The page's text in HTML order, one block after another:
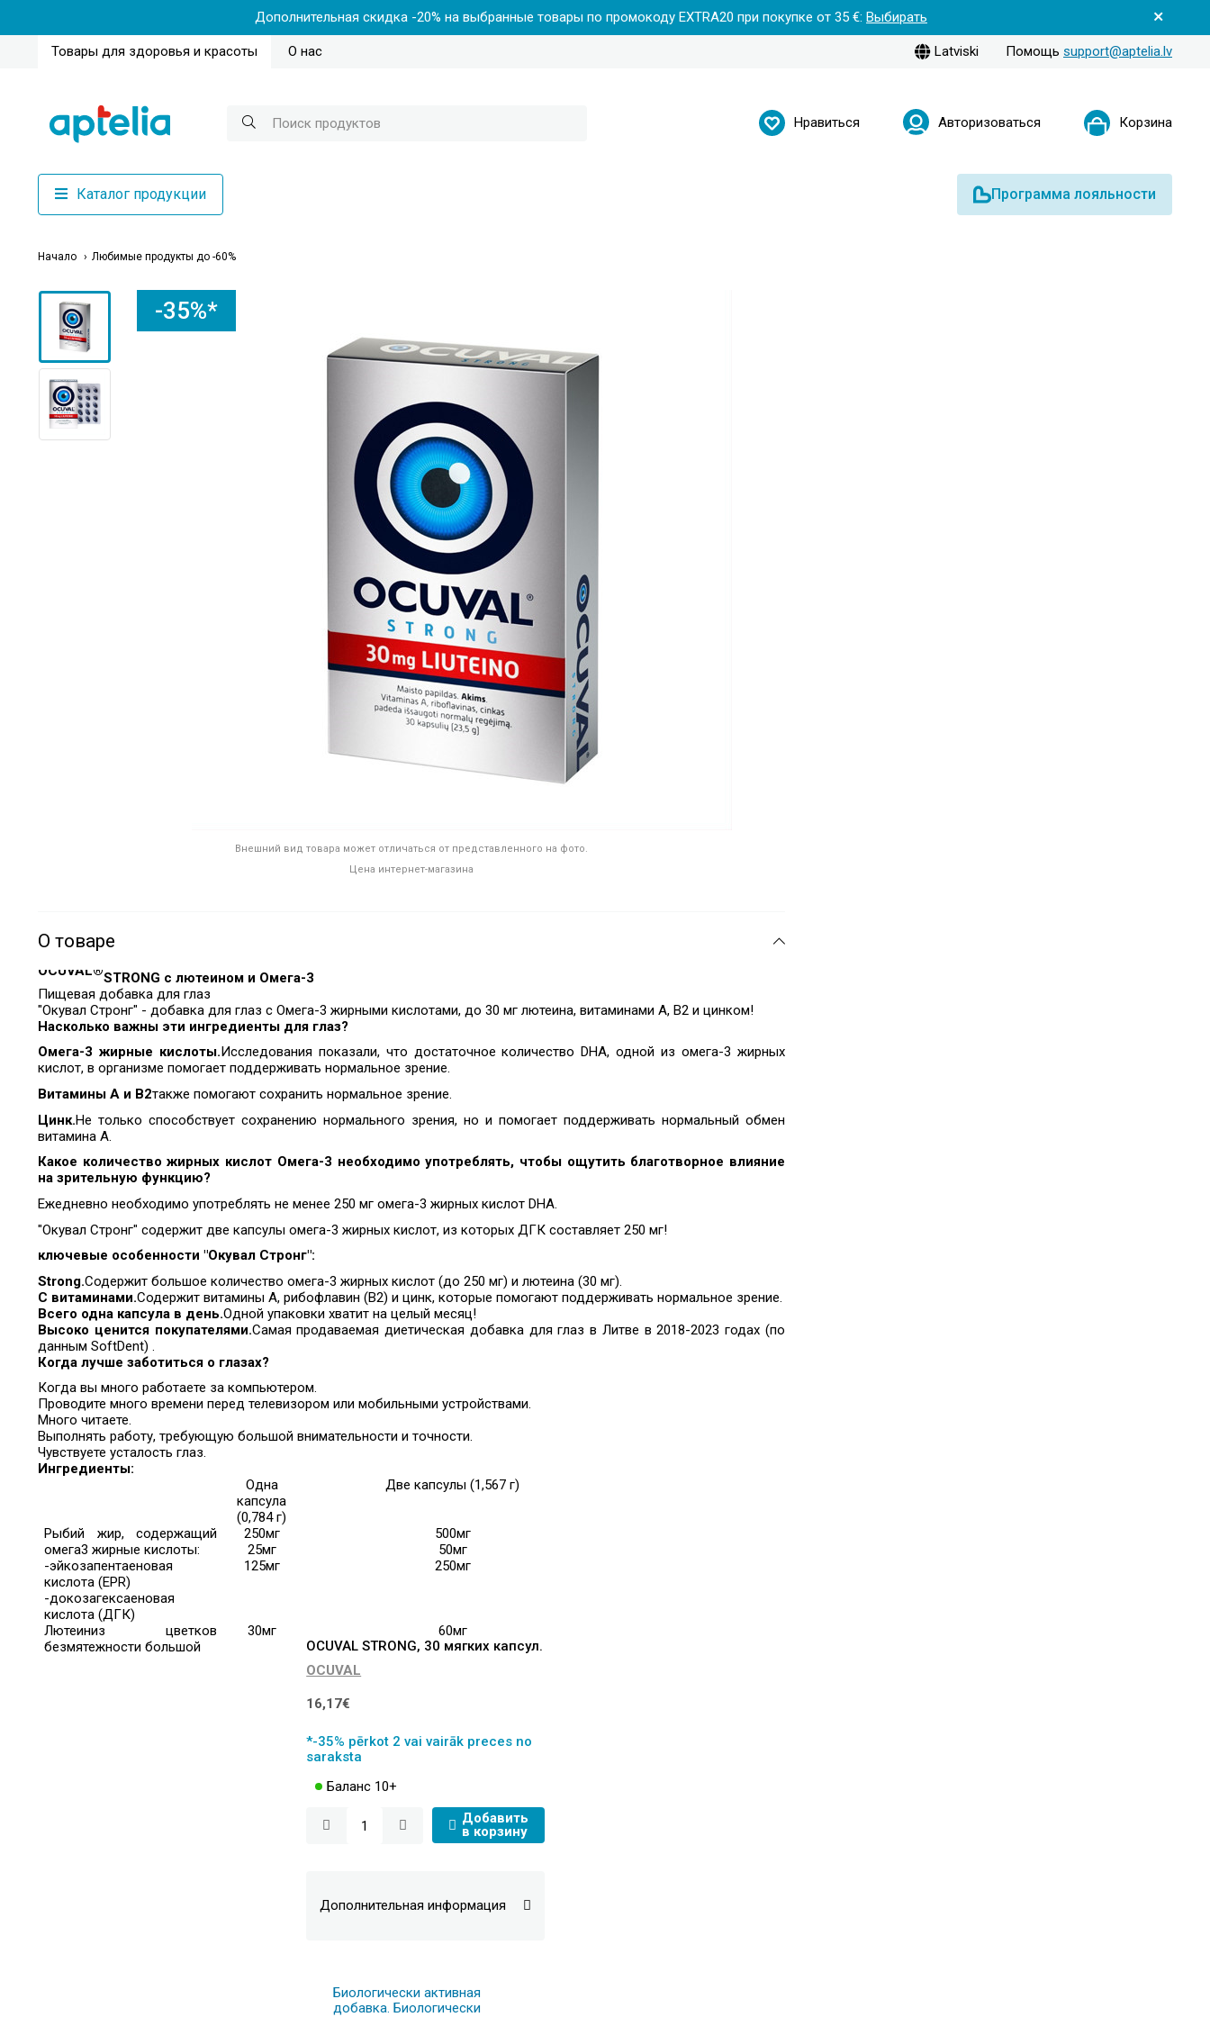
Дополнительная скидка -20% на выбранные товары по промокоду EXTRA20 при покупке от 35 €: Выбирать
Товары для здоровья и красоты О нас Latviski Помощь support@aptelia.lv
Нравиться Авторизоваться Корзина
Каталог продукции Программа лояльности
Начало Любимые продукты до -60%
-35%*
Внешний вид товара может отличаться от представленного на фото.
Цена интернет-магазина
О товаре
OCUVAL®STRONG с лютеином и Омега-3
Пищевая добавка для глаз
"Окувал Стронг" - добавка для глаз с Омега-3 жирными кислотами, до 30 мг лютеина, витаминами А, В2 и цинком!
Насколько важны эти ингредиенты для глаз?
Омега-3 жирные кислоты.Исследования показали, что достаточное количество DHA, одной из омега-3 жирных
кислот, в организме помогает поддерживать нормальное зрение.
Витамины А и В2также помогают сохранить нормальное зрение.
Цинк.Не только способствует сохранению нормального зрения, но и помогает поддерживать нормальный обмен
витамина А.
Какое количество жирных кислот Омега-3 необходимо употреблять, чтобы ощутить благотворное влияние
на зрительную функцию?
Ежедневно необходимо употреблять не менее 250 мг омега-3 жирных кислот DHA.
"Окувал Стронг" содержит две капсулы омега-3 жирных кислот, из которых ДГК составляет 250 мг!
ключевые особенности "Окувал Стронг":
Strong.Содержит большое количество омега-3 жирных кислот (до 250 мг) и лютеина (30 мг).
С витаминами.Содержит витамины А, рибофлавин (В2) и цинк, которые помогают поддерживать нормальное зрение.
Всего одна капсула в день.Одной упаковки хватит на целый месяц!
Высоко ценится покупателями.Самая продаваемая диетическая добавка для глаз в Литве в 2018-2023 годах (по
данным SoftDent) .
Когда лучше заботиться о глазах?
Когда вы много работаете за компьютером.
Проводите много времени перед телевизором или мобильными устройствами.
Много читаете.
Выполнять работу, требующую большой внимательности и точности.
Чувствуете усталость глаз.
Ингредиенты:
Одна
капсула
(0,784 г)
Две капсулы (1,567 г)
Рыбий жир, содержащий
омега3 жирные кислоты:
-эйкозапентаеновая
кислота (EPR)
-докозагексаеновая
кислота (ДГК)
250мг
25мг
125мг
500мг
50мг
250мг
Лютеиниз цветков
безмятежности большой
30мг
60мг
OCUVAL STRONG, 30 мягких капсул.
OCUVAL
16,17€
*-35% pērkot 2 vai vairāk preces no
saraksta
Баланс 10+
Добавить
в корзину
Дополнительная информация
Биологически активная
добавка. Биологически